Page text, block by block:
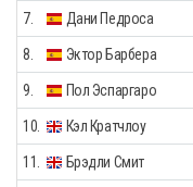
7. Дани Педроса
8. Эктор Барбера
9. Пол Эспаргаро
10. Кэл Кратчлоу
11. Брэдли Смит